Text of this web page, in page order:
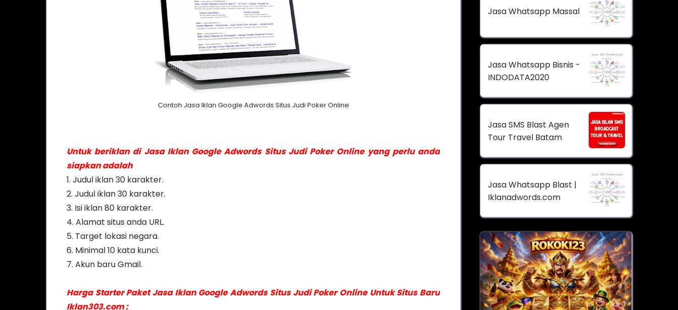
Contoh Jasa Iklan Google Adwords Situs Judi Poker Online
Untuk beriklan di Jasa Iklan Google Adwords Situs Judi Poker Online yang perlu anda
siapkan adalah
1. Judul iklan 30 karakter.
2. Judul iklan 30 karakter.
3. Isi iklan 80 karakter.
4. Alamat situs anda URL.
5. Target lokasi negara.
6. Minimal 10 kata kunci.
7. Akun baru Gmail.
Harga Starter Paket Jasa Iklan Google Adwords Situs Judi Poker Online Untuk Situs Baru
Iklan303.com :
Jasa Whatsapp Massal
Jasa Whatsapp Bisnis -
INDODATA2020
Jasa SMS Blast Agen
Tour Travel Batam
Jasa Whatsapp Blast |
Iklanadwords.com